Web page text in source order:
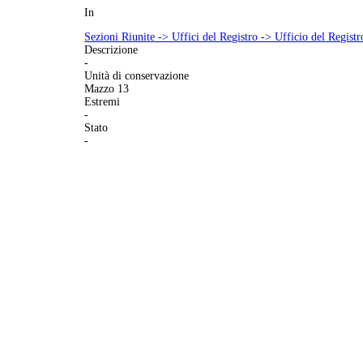
In
Sezioni Riunite -> Uffici del Registro -> Ufficio del
Descrizione
-
Unità di conservazione
Mazzo 13
Estremi
-
Stato
-